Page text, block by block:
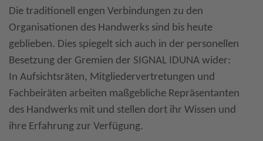
Die traditionell engen Verbindungen zu den
Organisationen des Handwerks sind bis heute
geblieben. Dies spiegelt sich auch in der personellen
Besetzung der Gremien der SIGNAL IDUNA wider:
In Aufsichtsräten, Mitgliedervertretungen und
Fachbeiräten arbeiten maßgebliche Repräsentanten
des Handwerks mit und stellen dort ihr Wissen und
ihre Erfahrung zur Verfügung.